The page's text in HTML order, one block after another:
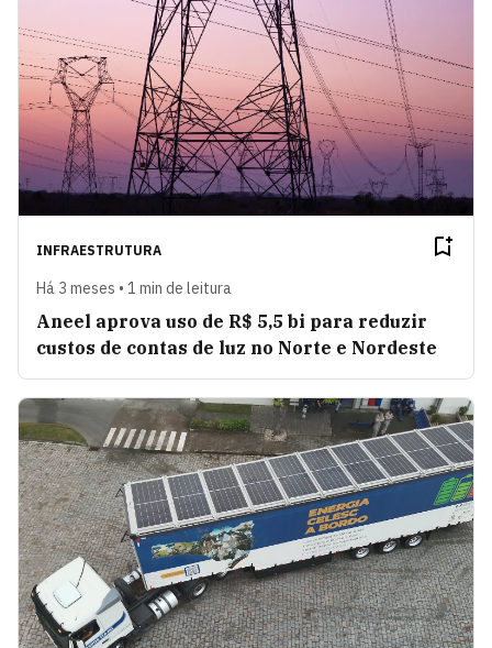
INFRAESTRUTURA
Há 3 meses • 1 min de leitura
Aneel aprova uso de R$ 5,5 bi para reduzir
custos de contas de luz no Norte e Nordeste